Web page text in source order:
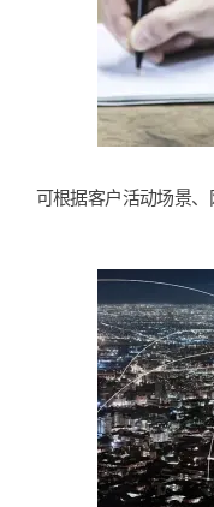
可根据客户活动场景